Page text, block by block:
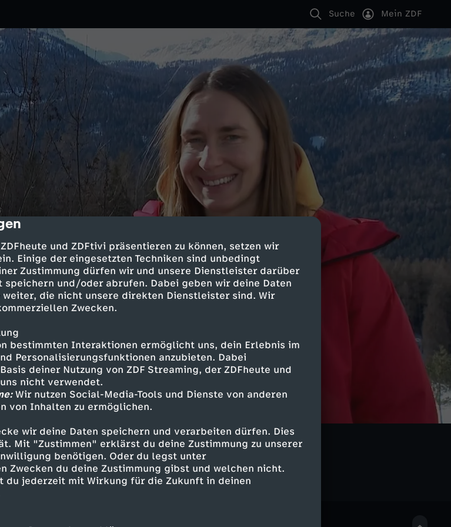
und ZDFtivi präsentieren zu können, setzen wir
Einige der eingesetzten Techniken sind unbedingt
Zustimmung dürfen wir und unsere Dienstleister darüber
und/oder abrufen. Dabei geben wir deine Daten
die nicht unsere direkten Dienstleister sind. Wir
Zwecken.
bestimmten Interaktionen ermöglicht uns, dein Erlebnis im
Personalisierungsfunktionen anzubieten. Dabei
deiner Nutzung von ZDF Streaming, der ZDFheute und
nicht verwendet.
Wir nutzen Social-Media-Tools und Dienste von anderen
von Inhalten zu ermöglichen.
wir deine Daten speichern und verarbeiten dürfen. Dies
Mit "Zustimmen" erklärst du deine Zustimmung zu unserer
benötigen. Oder du legst unter
Zwecken du deine Zustimmung gibst und welchen nicht.
du jederzeit mit Wirkung für die Zukunft in deinen
Suche Mein ZDF
Gewinn ihrer
Breyer.
Olympia 2026